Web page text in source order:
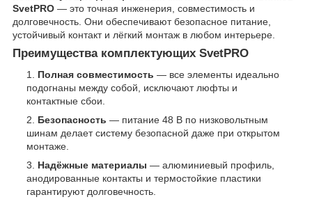
SvetPRO — это точная инженерия, совместимость и
долговечность. Они обеспечивают безопасное питание,
устойчивый контакт и лёгкий монтаж в любом интерьере.
Преимущества комплектующих SvetPRO
Полная совместимость — все элементы идеально
подогнаны между собой, исключают люфты и
контактные сбои.
Безопасность — питание 48 В по низковольтным
шинам делает систему безопасной даже при открытом
монтаже.
Надёжные материалы — алюминиевый профиль,
анодированные контакты и термостойкие пластики
гарантируют долговечность.